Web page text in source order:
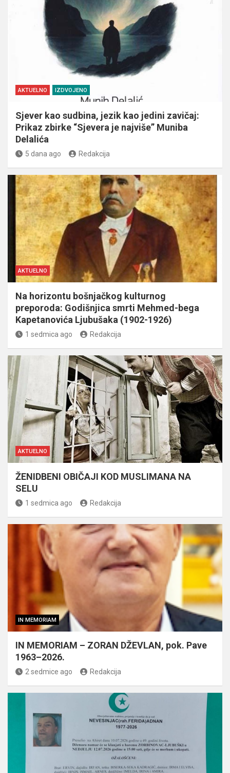
AKTUELNO IZDVOJENO
Sjever kao sudbina, jezik kao jedini zavičaj:
Prikaz zbirke “Sjevera je najviše” Muniba
Delalića
5 dana ago Redakcija
AKTUELNO
Na horizontu bošnjačkog kulturnog
preporoda: Godišnjica smrti Mehmed-bega
Kapetanovića Ljubušaka (1902-1926)
1 sedmica ago Redakcija
AKTUELNO
ŽENIDBENI OBIČAJI KOD MUSLIMANA NA
SELU
1 sedmica ago Redakcija
IN MEMORIAM
IN MEMORIAM – ZORAN DŽEVLAN, pok. Pave
1963–2026.
2 sedmice ago Redakcija